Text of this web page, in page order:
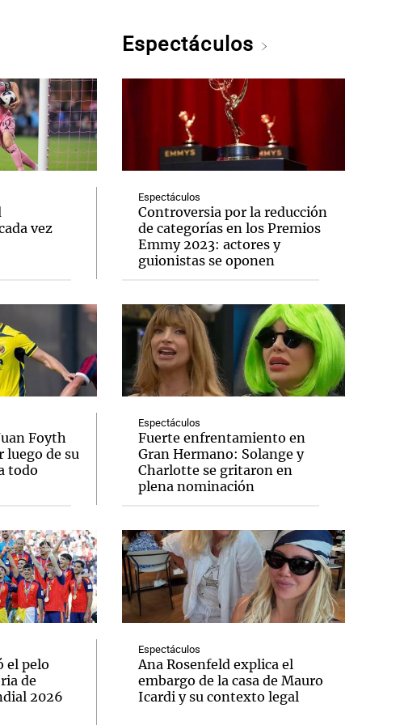
vez
Foyth
luego de su
todo
el pelo
de
2026
Espectáculos
Espectáculos
Controversia por la reducción
de categorías en los Premios
Emmy 2023: actores y
guionistas se oponen
Espectáculos
Fuerte enfrentamiento en
Gran Hermano: Solange y
Charlotte se gritaron en
plena nominación
Espectáculos
Ana Rosenfeld explica el
embargo de la casa de Mauro
Icardi y su contexto legal
Notas
3 en Groenlandia
Notas